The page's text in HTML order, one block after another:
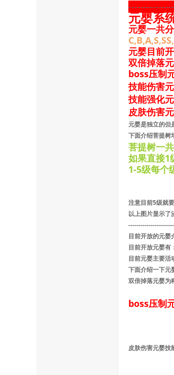
元婴系
元婴一共
元婴目前
双倍掉落
boss压制
技能伤害
技能强化
皮肤伤害
元婴是独立的但
下面介绍菩提树
菩提树一
如果直接1
1-5级每个
注意目前5级就
以上图片显示了
目前开放的元婴
目前开放元婴有
目前元婴主要活
下面介绍一下元
双倍掉落元婴为
boss压制
皮肤伤害元婴技